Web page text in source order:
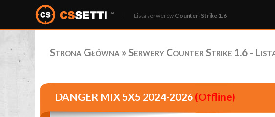
Lista serwerów Counter-Strike 1.6
Strona Główna » Serwery Counter Strike 1.6 -
DANGER MIX 5X5 2024-2026 (Offline)